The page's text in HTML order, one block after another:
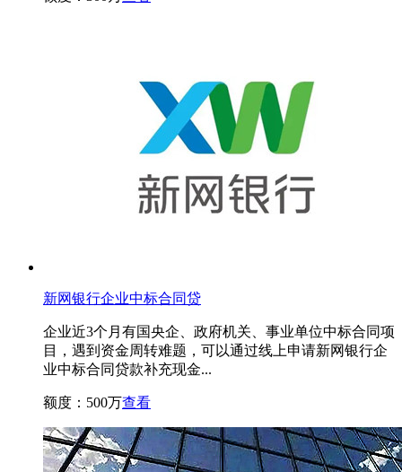
新网银行企业中标合同贷
企业近3个月有国央企、政府机关、事业单位中标合同项
目，遇到资金周转难题，可以通过线上申请新网银行企
业中标合同贷款补充现金...
额度：500万查看